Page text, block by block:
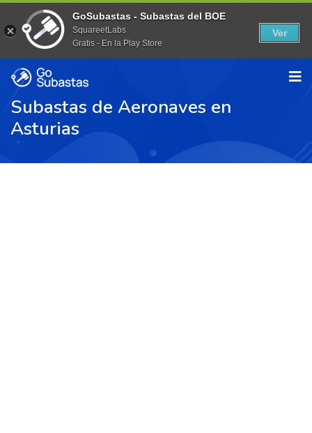
Subastas de Aeronaves en
Asturias
GoSubastas - Subastas del BOE
SquareetLabs
Gratis - En la Play Store
Ver